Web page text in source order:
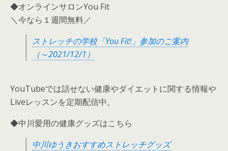
◆オンラインサロンYou Fit
＼今なら１週間無料／
ストレッチの学校「You Fit!」参加のご案内
（～2021/12/1）
YouTubeでは話せない健康やダイエットに関する情報や
Liveレッスンを定期配信中。
◆中川愛用の健康グッズはこちら
中川ゆうきおすすめストレッチグッズ